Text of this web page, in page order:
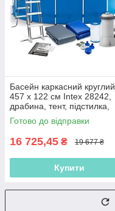
Басейн каркасний круглий
457 x 122 см Intex 28242,
драбина, тент, підстилка,
фільтр-насос 3785 л/год,
16805 л
Готово до відправки
16 725,45 ₴ 19 677 ₴
Купити